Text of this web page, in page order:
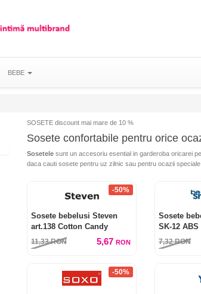
BEBE
SOSETE discount mai mare de 10 %
Sosete confortabile pentru orice
Sosetele sunt un accesoriu esential in garderoba oricarei
daca cauti sosete pentru uz zilnic sau pentru ocazii
-50%
Sosete bebelusi Steven
art.138 Cotton Candy
11,33RON 5,67 RON
Sosete
SK-12 ABS
7,32RON
-50%